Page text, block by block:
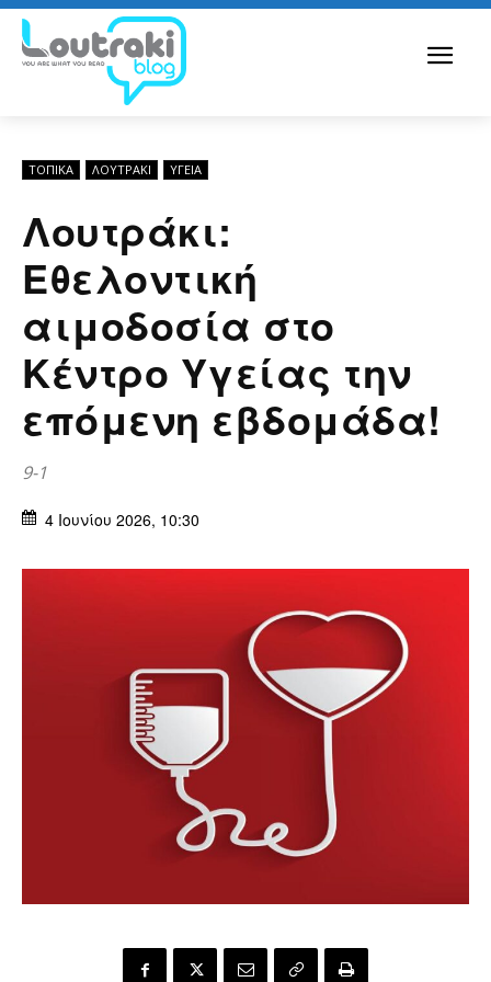
ΤΟΠΙΚΑ ΛΟΥΤΡΆΚΙ ΥΓΕΙΑ
Λουτράκι:
Εθελοντική
αιμοδοσία στο
Κέντρο Υγείας την
επόμενη εβδομάδα!
9-1
4 Ιουνίου 2026, 10:30